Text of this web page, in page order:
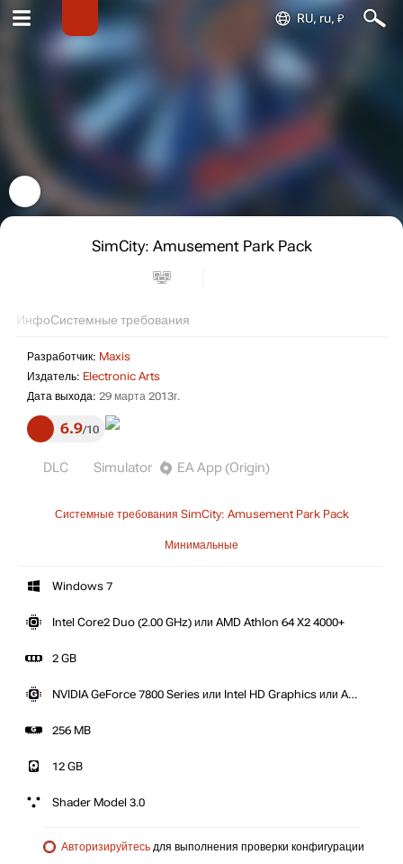
RU, ru, ₽
SimCity: Amusement Park Pack
ИнфоСистемные требования
Разработчик: Maxis
Издатель: Electronic Arts
Дата выхода: 29 марта 2013г.
6.9 10
DLC Simulator EA App (Origin)
Системные требования SimCity: Amusement Park Pack
Минимальные
Windows 7
Intel Core2 Duo (2.00 GHz) или AMD Athlon 64 X2 4000+
2 GB
NVIDIA GeForce 7800 Series или Intel HD Graphics или ATI
256 MB
12 GB
Shader Model 3.0
Авторизируйтесь для выполнения проверки конфигурации